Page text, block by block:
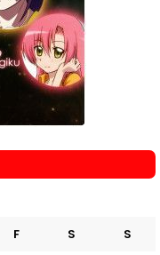
F S S